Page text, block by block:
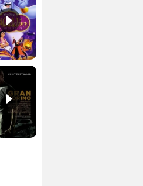
Gran Torino Trailer DF